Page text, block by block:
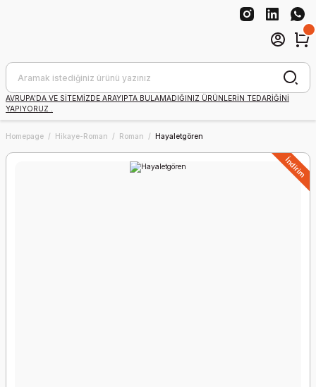
AVRUPA'DA VE SİTEMİZDE ARAYIPTA BULAMADIĞINIZ ÜRÜNLERİN TEDARİĞİNİ
YAPIYORUZ .
Homepage Hikaye-Roman Roman Hayaletgören
İndirim